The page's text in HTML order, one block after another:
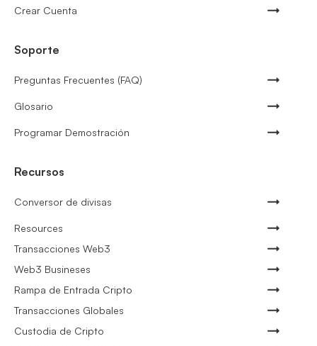
Crear Cuenta
Soporte
Preguntas Frecuentes (FAQ)
Glosario
Programar Demostración
Recursos
Conversor de divisas
Resources
Transacciones Web3
Web3 Busineses
Rampa de Entrada Cripto
Transacciones Globales
Custodia de Cripto